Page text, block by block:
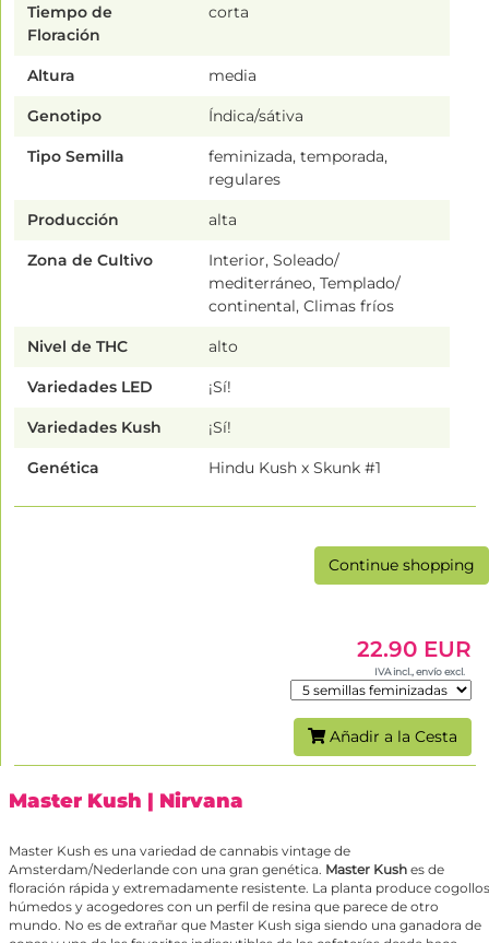
Tiempo de
Floración
corta
Altura media
Genotipo Índica/sátiva
Tipo Semilla
feminizada, temporada,
regulares
Producción alta
Zona de Cultivo
Interior, Soleado/
mediterráneo, Templado/
continental, Climas fríos
Nivel de THC alto
Variedades LED ¡Sí!
Variedades Kush ¡Sí!
Genética Hindu Kush x Skunk #1
Continue shopping
22.90 EUR
IVA incl., envío excl.
Añadir a la Cesta
Master Kush | Nirvana
Master Kush es una variedad de cannabis vintage de
Amsterdam/Nederlande con una gran genética. Master Kush es de
floración rápida y extremadamente resistente. La planta produce cogollos
húmedos y acogedores con un perfil de resina que parece de otro
mundo. No es de extrañar que Master Kush siga siendo una ganadora de